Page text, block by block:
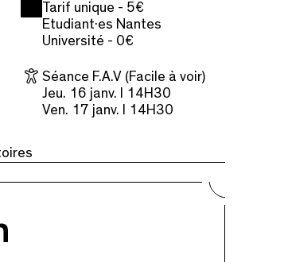
Tarif unique - 5€
Etudiant·es Nantes
Université - 0€
Séance F.A.V (Facile à voir)
Jeu. 16 janv. I 14H30
Ven. 17 janv. I 14H30